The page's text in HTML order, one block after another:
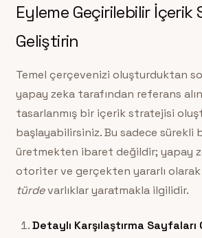
Eyleme Geçirilebilir İçerik
Geliştirin
Temel çerçevenizi oluşturduktan
yapay zeka tarafından referans
tasarlanmış bir içerik stratejisi
başlayabilirsiniz. Bu sadece sürekli
üretmekten ibaret değildir; yapay
otoriter ve gerçekten yararlı
türdevarlıklar yaratmakla ilgilidir.
Detaylı Karşılaştırma